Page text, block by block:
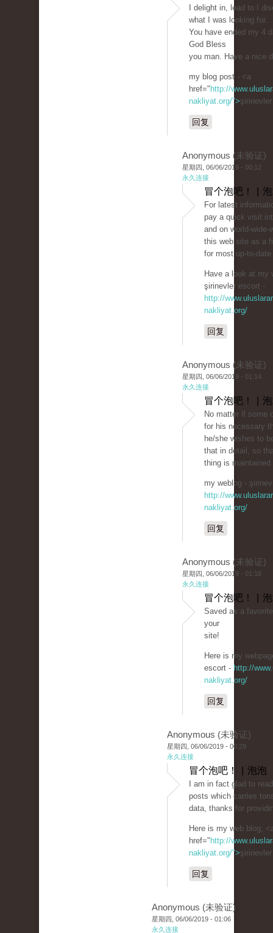
I delight in, lead to I
what I was looking for.
You have ended my 4
God Bless
you man. Have a nice
my blog post - <a
href=" http://
nakliyat.org/">
回复
Anonymous (未验证)
星期四, 06/06/2019 - 00:12
永久连接
冒个泡吧！ |
For latest
pay a quick visit
and on world-wide-
this web site as a
for most up-to-
Have a look at my
şirinevler escort -
http://
nakliyat.org/
回复
Anonymous (未验证)
星期四, 06/06/2019 - 01:14
永久连接
冒个泡吧！ |
No matter if some
for his necessary
he/she wishes to
that in detail, so
thing is maintained
my weblog -
http://
nakliyat.org/
回复
Anonymous (未验证)
星期四, 06/06/2019 - 01:16
永久连接
冒个泡吧！ |
Saved as a
your
site!
Here is my
escort - http://
nakliyat.org/
回复
Anonymous (未验证)
星期四, 06/06/2019 - 00:29
永久连接
冒个泡吧！ | 泡泡
I am in fact glad to
posts which carries
data, thanks for
Here is my web blog;
href=" http://
nakliyat.org/">
回复
Anonymous (未验证)
星期四, 06/06/2019 - 01:06
永久连接